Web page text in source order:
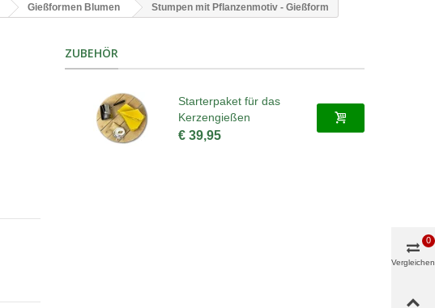
Gießformen Blumen Stumpen mit Pflanzenmotiv - Gießform
ZUBEHÖR
Starterpaket für das
Kerzengießen
€ 39,95
Vergleichen
0